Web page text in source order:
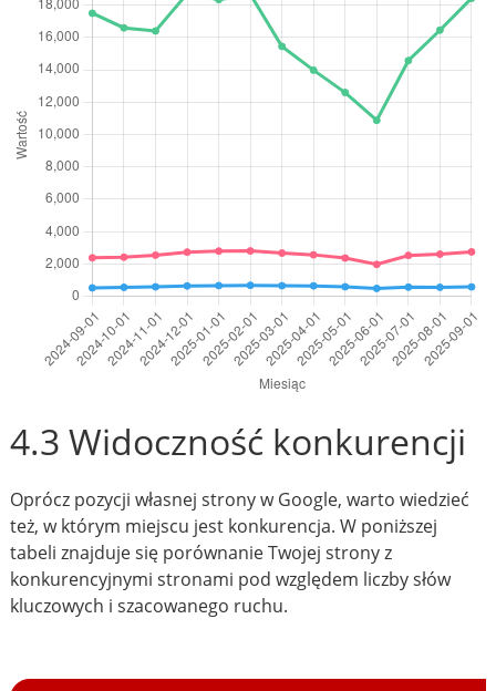
4.3 Widoczność konkurencji
Oprócz pozycji własnej strony w Google, warto wiedzieć
też, w którym miejscu jest konkurencja. W poniższej
tabeli znajduje się porównanie Twojej strony z
konkurencyjnymi stronami pod względem liczby słów
kluczowych i szacowanego ruchu.